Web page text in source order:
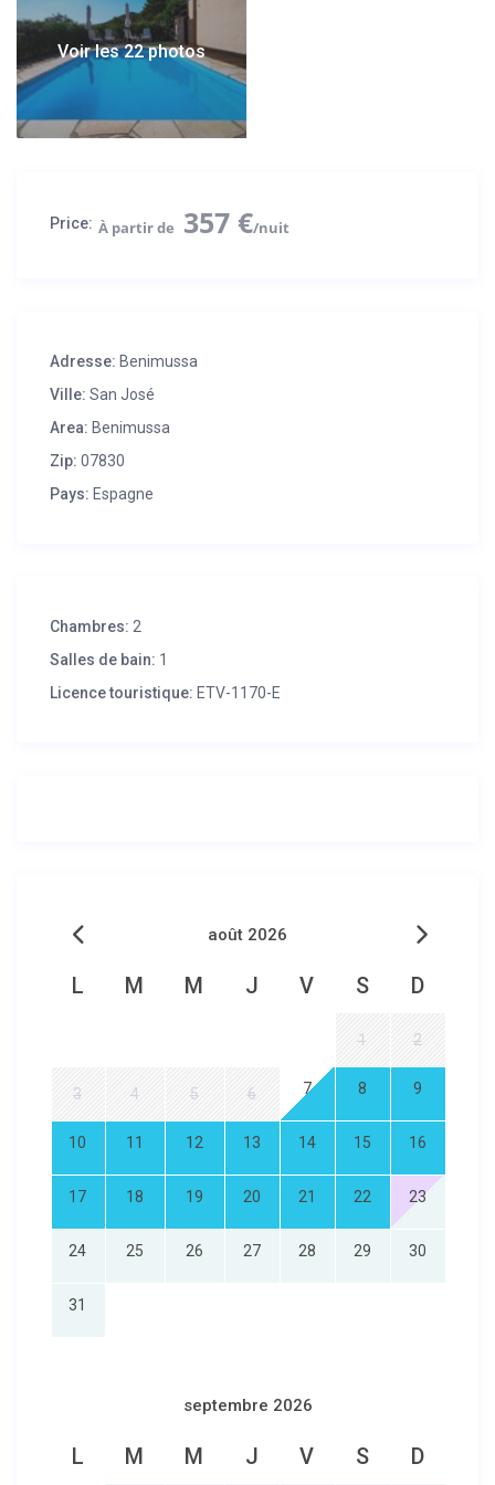
Voir les 22 photos
Price: 357 €
Adresse: Benimussa
Ville: San José
Area: Benimussa
Zip: 07830
Pays: Espagne
Chambres: 2
Salles de bain: 1
Licence touristique: ETV-1170-E
août 2026
L M M J V S D
1 2
3 4 5 6 7 8 9
10 11 12 13 14 15 16
17 18 19 20 21 22 23
24 25 26 27 28 29 30
31
septembre 2026
L M M J V S D